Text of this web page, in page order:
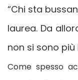
“Chi sta
laurea. Da
non si sono più
Come spesso